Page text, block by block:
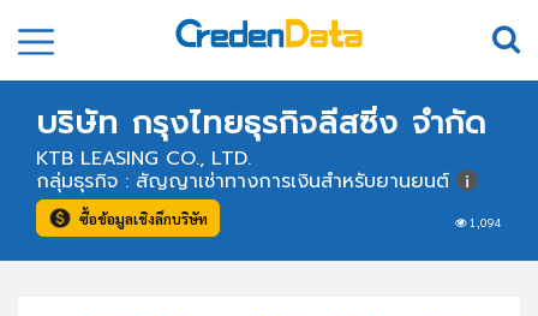
บริษัท กรุงไทยธุรกิจลีสซิ่ง จำกัด
KTB LEASING CO., LTD.
1,094
กลุ่มธุรกิจ : สัญญาเช่าทางการเงินสำหรับยานยนต์
ซื้อข้อมูลเชิงลึกบริษัท